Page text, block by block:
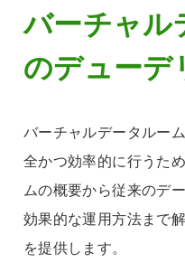
バーチャル
のデューデ
バーチャルデータルー
全かつ効率的に行うた
ムの概要から従来のデ
効果的な運用方法まで
を提供します。